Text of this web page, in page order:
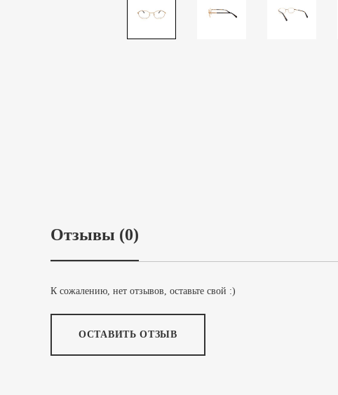
Отзывы (0)
К сожалению, нет отзывов, оставьте свой :)
ОСТАВИТЬ ОТЗЫВ